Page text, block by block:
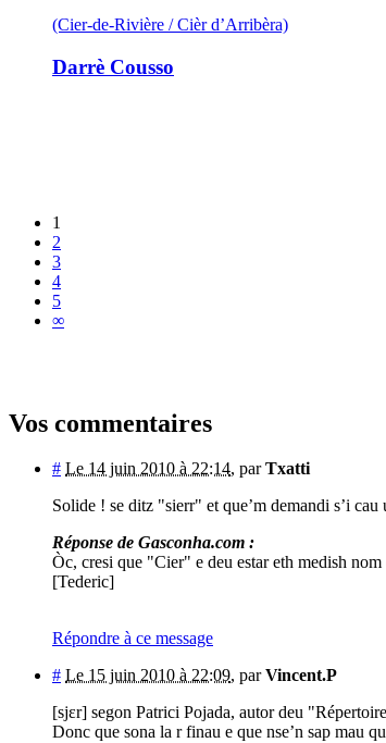
(Cier-de-Rivière / Cièr d’Arribèra)
Darrè Cousso
1
2
3
4
5
∞
Vos commentaires
# Le 14 juin 2010 à 22:14, parTxatti
Solide ! se ditz "sierr" et que’m demandi s’i cau
Réponse de Gasconha.com :
Òc, cresi que "Cier" e deu estar eth medish
[Tederic]
Répondre à ce message
# Le 15 juin 2010 à 22:09, parVincent.P
[sjɛr] segon Patrici Pojada, autor deu
Donc que sona la r finau e que nse’n sap mau